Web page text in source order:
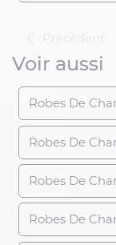
Voir aussi
Robes De
Robes De
Robes De
Robes De